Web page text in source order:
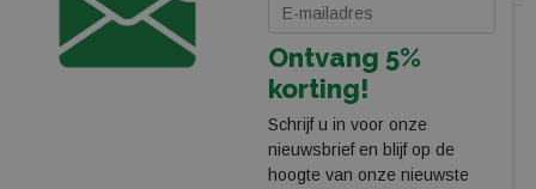
Ontvang 5%
korting!
Schrijf u in voor onze
nieuwsbrief en blijf op de
hoogte van onze nieuwste